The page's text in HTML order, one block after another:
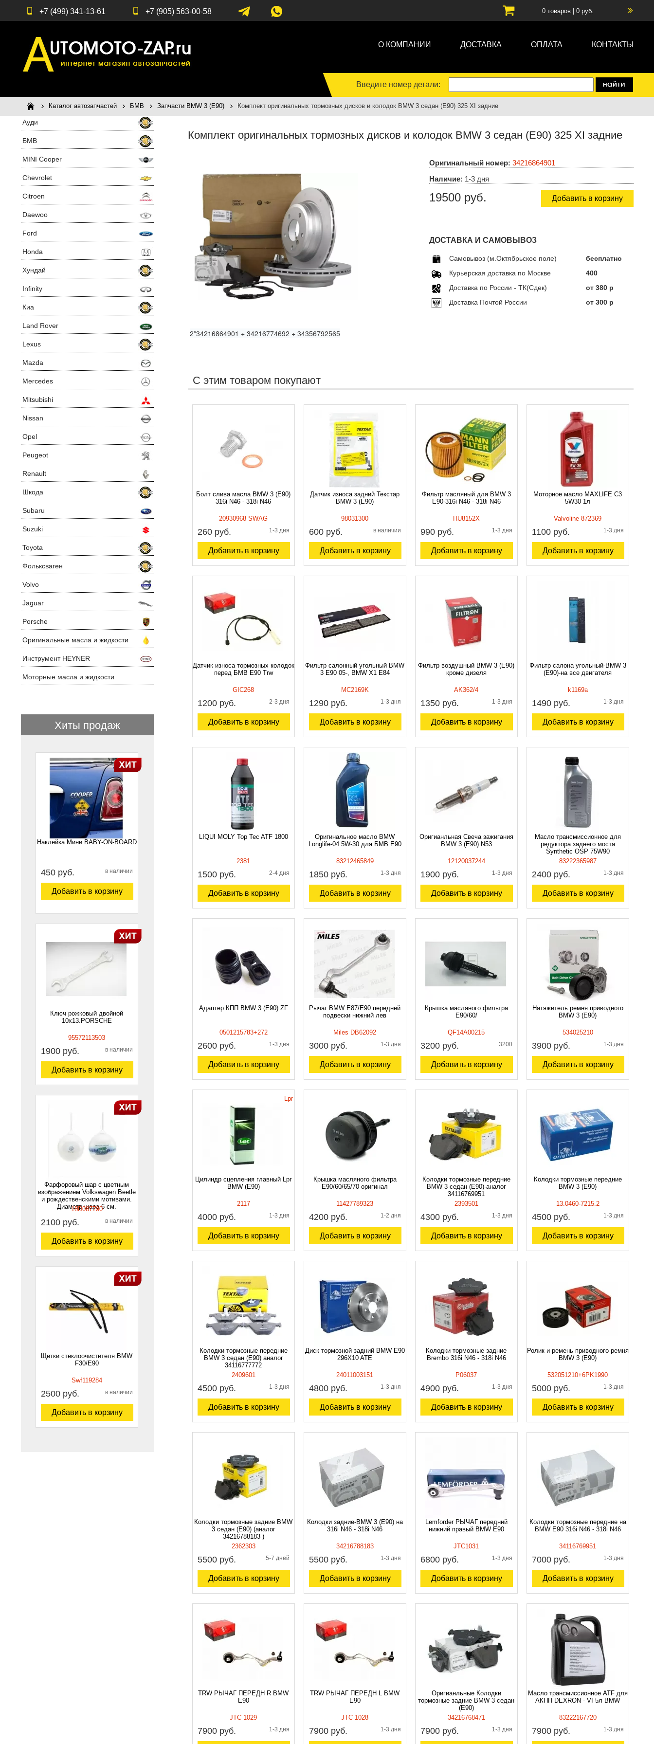
+7 (499) 341-13-61 +7 (905) 563-00-58 0товаров | 0руб.
О КОМПАНИИ ДОСТАВКА ОПЛАТА КОНТАКТЫ
Введите номер детали:
Каталог автозапчастей БМВ Запчасти BMW 3 (E90) Комплект оригинальных тормозных дисков и колодок BMW 3 седан (E90) 325 XI задние
Ауди
БМВ
MINI Cooper
Chevrolet
Citroen
Daewoo
Ford
Honda
Хундай
Infinity
Киа
Land Rover
Lexus
Mazda
Mercedes
Mitsubishi
Nissan
Opel
Peugeot
Renault
Шкода
Subaru
Suzuki
Toyota
Фольксваген
Volvo
Jaguar
Porsche
Оригинальные масла и жидкости
Инструмент HEYNER
Моторные масла и жидкости
Хиты продаж
Наклейка Мини BABY-ON-BOARD
1
450 руб. в наличии
Добавить в корзину
Ключ рожковый двойной
10х13.PORSCHE
95572113503
1900 руб. в наличии
Добавить в корзину
Фарфоровый шар с цветным
изображением Volkswagen Beetle
и рождественскими мотивами.
Диаметр шара 6 см.
18D087790
2100 руб. в наличии
Добавить в корзину
Щетки стеклоочистителя BMW
F30/E90
Swf119284
2500 руб. в наличии
Добавить в корзину
Комплект оригинальных тормозных дисков и колодок BMW 3 седан (E90) 325 XI задние
Оригинальный номер: 34216864901
Наличие: 1-3 дня
19500 руб. Добавить в корзину
ДОСТАВКА И САМОВЫВОЗ
Самовывоз (м.Октябрьское поле)
бесплатно
Курьерская доставка по Москве
400
Доставка по Росcии - ТК(Сдек)
от 380 р
Доставка Почтой России
от 300 р
2*34216864901 + 34216774692 + 34356792565
С этим товаром покупают
Болт слива масла BMW 3 (E90)
316i N46 - 318i N46
20930968 SWAG
260 руб. 1-3 дня
Добавить в корзину
Датчик износа задний Текстар
BMW 3 (E90)
98031300
600 руб. в наличии
Добавить в корзину
Фильтр масляный для BMW 3
E90-316i N46 - 318i N46
HU8152X
990 руб. 1-3 дня
Добавить в корзину
Моторное масло MAXLIFE C3
5W30 1л
Valvoline 872369
1100 руб. 1-3 дня
Добавить в корзину
Датчик износа тормозных колодок
перед БМВ E90 Trw
GIC268
1200 руб. 2-3 дня
Добавить в корзину
Фильтр салонный угольный BMW
3 E90 05-, BMW X1 E84
MC2169K
1290 руб. 1-3 дня
Добавить в корзину
Фильтр воздушный BMW 3 (E90)
кроме дизеля
AK362/4
1350 руб. 1-3 дня
Добавить в корзину
Фильтр салона угольный-BMW 3
(E90)-на все двигателя
k1169a
1490 руб. 1-3 дня
Добавить в корзину
LIQUI MOLY Top Tec ATF 1800
2381
1500 руб. 2-4 дня
Добавить в корзину
Оригинальное масло BMW
Longlife-04 5W-30 для БМВ E90
83212465849
1850 руб. 1-3 дня
Добавить в корзину
Оригианльная Свеча зажигания
BMW 3 (E90) N53
12120037244
1900 руб. 1-3 дня
Добавить в корзину
Масло трансмиссионное для
редуктора заднего моста
Synthetic OSP 75W90
83222365987
2400 руб. 1-3 дня
Добавить в корзину
Адаптер КПП BMW 3 (E90) ZF
0501215783+272
2600 руб. 1-3 дня
Добавить в корзину
Рычаг BMW E87/E90 передней
подвески нижний лев
Miles DB62092
3000 руб. 1-3 дня
Добавить в корзину
Крышка масляного фильтра
E90/60/
QF14A00215
3200 руб. 3200
Добавить в корзину
Натяжитель ремня приводного
BMW 3 (E90)
534025210
3900 руб. 1-3 дня
Добавить в корзину
Цилиндр сцепления главный Lpr
BMW (E90)
Lpr
2117
4000 руб. 1-3 дня
Добавить в корзину
Крышка масляного фильтра
E90/60/65/70 оригинал
11427789323
4200 руб. 1-2 дня
Добавить в корзину
Колодки тормозные передние
BMW 3 седан (E90)-аналог
34116769951
2393501
4300 руб. 1-3 дня
Добавить в корзину
Колодки тормозные передние
BMW 3 (E90)
13.0460-7215.2
4500 руб. 1-3 дня
Добавить в корзину
Колодки тормозные передние
BMW 3 седан (E90) аналог
34116777772
2409601
4500 руб. 1-3 дня
Добавить в корзину
Диск тормозной задний BMW Е90
296X10 ATE
24011003151
4800 руб. 1-3 дня
Добавить в корзину
Колодки тормозные задние
Brembo 316i N46 - 318i N46
P06037
4900 руб. 1-3 дня
Добавить в корзину
Ролик и ремень приводного ремня
BMW 3 (E90)
532051210+6PK1990
5000 руб. 1-3 дня
Добавить в корзину
Колодки тормозные задние BMW
3 седан (E90) (аналог
34216788183 )
2362303
5500 руб. 5-7 дней
Добавить в корзину
Колодки задние-BMW 3 (E90) на
316i N46 - 318i N46
34216788183
5500 руб. 1-3 дня
Добавить в корзину
Lemforder РЫЧАГ передний
нижний правый BMW E90
JTC1031
6800 руб. 1-3 дня
Добавить в корзину
Колодки тормозные передние на
BMW E90 316i N46 - 318i N46
34116769951
7000 руб. 1-3 дня
Добавить в корзину
TRW РЫЧАГ ПЕРЕДН R BMW
E90
JTC 1029
7900 руб. 1-3 дня
TRW РЫЧАГ ПЕРЕДН L BMW
E90
JTC 1028
7900 руб. 1-3 дня
Оригианльные Колодки
тормозные задние BMW 3 седан
(E90)
34216768471
7900 руб. 1-3 дня
Масло трансмиссионное ATF для
АКПП DEXRON - VI 5л BMW
83222167720
7900 руб. 1-3 дня